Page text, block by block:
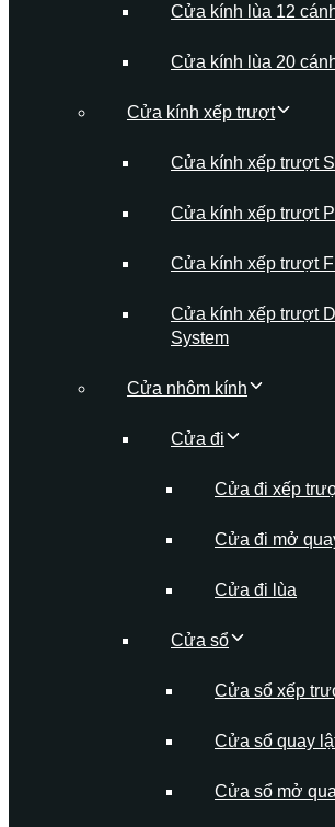
Cửa kính lùa 12
Cửa kính lùa 20
Cửa kính xếp trượt
Cửa kính xếp trượt
Cửa kính xếp trượt
Cửa kính xếp trượt
Cửa kính xếp trượt
System
Cửa nhôm kính
Cửa đi
Cửa đi xếp
Cửa đi mở
Cửa đi lùa
Cửa sổ
Cửa sổ xếp
Cửa sổ quay
Cửa sổ mở